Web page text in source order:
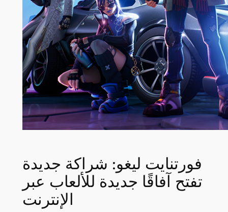
فورتنايت ليغو: شراكة جديدة
تفتح آفاقًا جديدة للألعاب عبر
الإنترنت